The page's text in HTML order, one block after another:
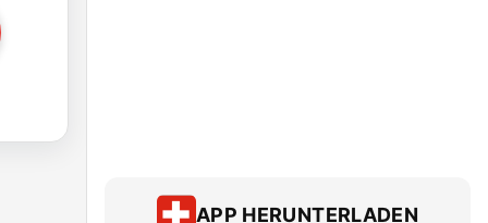
APP HERUNTERLADEN